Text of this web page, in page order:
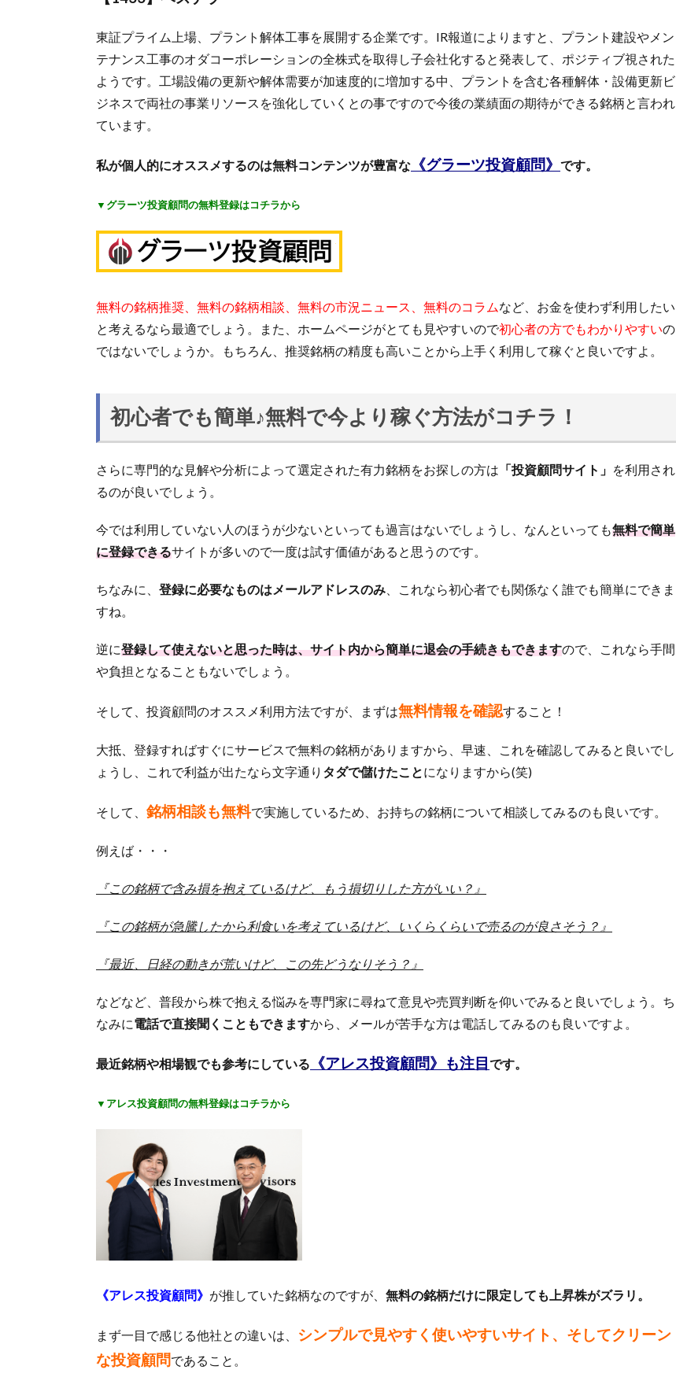
東証プライム上場、プラント解体工事を展開する企業です。IR報道によりますと、プラント建設やメン
テナンス工事のオダコーポレーションの全株式を取得し子会社化すると発表して、ポジティブ視された
ようです。工場設備の更新や解体需要が加速度的に増加する中、プラントを含む各種解体・設備更新ビ
ジネスで両社の事業リソースを強化していくとの事ですので今後の業績面の期待ができる銘柄と言われ
ています。
私が個人的にオススメするのは無料コンテンツが豊富な 《グラーツ投資顧問》 です。
▼グラーツ投資顧問の無料登録はコチラから
無料の銘柄推奨、無料の銘柄相談、無料の市況ニュース、無料のコラムなど、お金を使わず利用したい
と考えるなら最適でしょう。また、ホームページがとても見やすいので初心者の方でもわかりやすいの
ではないでしょうか。もちろん、推奨銘柄の精度も高いことから上手く利用して稼ぐと良いですよ。
初心者でも簡単♪無料で今より稼ぐ方法がコチラ！
さらに専門的な見解や分析によって選定された有力銘柄をお探しの方は 「投資顧問サイト」 を利用され
るのが良いでしょう。
今では利用していない人のほうが少ないといっても過言はないでしょうし、なんといっても無料で簡単
に登録できるサイトが多いので一度は試す価値があると思うのです。
ちなみに、 登録に必要なものはメールアドレスのみ 、これなら初心者でも関係なく誰でも簡単にできま
すね。
逆に登録して使えないと思った時は、サイト内から簡単に退会の手続きもできますので、これなら手間
や負担となることもないでしょう。
そして、投資顧問のオススメ利用方法ですが、まずは無料情報を確認すること！
大抵、登録すればすぐにサービスで無料の銘柄がありますから、早速、これを確認してみると良いでし
ょうし、これで利益が出たなら文字通り タダで儲けたことになりますから(笑)
そして、 銘柄相談も無料で実施しているため、お持ちの銘柄について相談してみるのも良いです。
例えば・・・
『この銘柄で含み損を抱えているけど、もう損切りした方がいい？』
『この銘柄が急騰したから利食いを考えているけど、いくらくらいで売るのが良さそう？』
『最近、日経の動きが荒いけど、この先どうなりそう？』
などなど、普段から株で抱える悩みを専門家に尋ねて意見や売買判断を仰いでみると良いでしょう。ち
なみに電話で直接聞くこともできますから、メールが苦手な方は電話してみるのも良いですよ。
最近銘柄や相場観でも参考にしている 《アレス投資顧問》も注目です。
▼アレス投資顧問の無料登録はコチラから
《アレス投資顧問》 が推していた銘柄なのですが、 無料の銘柄だけに限定しても上昇株がズラリ。
まず一目で感じる他社との違いは、
シンプルで見やすく使いやすいサイト、そしてクリーン
な投資顧問であること。